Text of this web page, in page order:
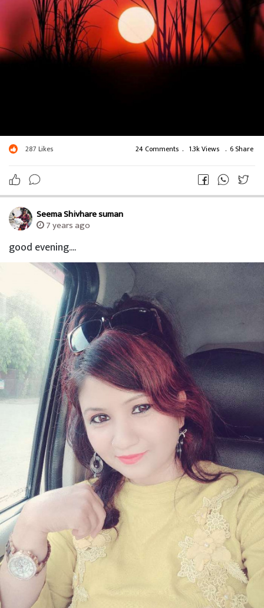
287 Likes 24 Comments . 1.3k Views . 6 Share
Seema Shivhare suman
7 years ago
good evening....